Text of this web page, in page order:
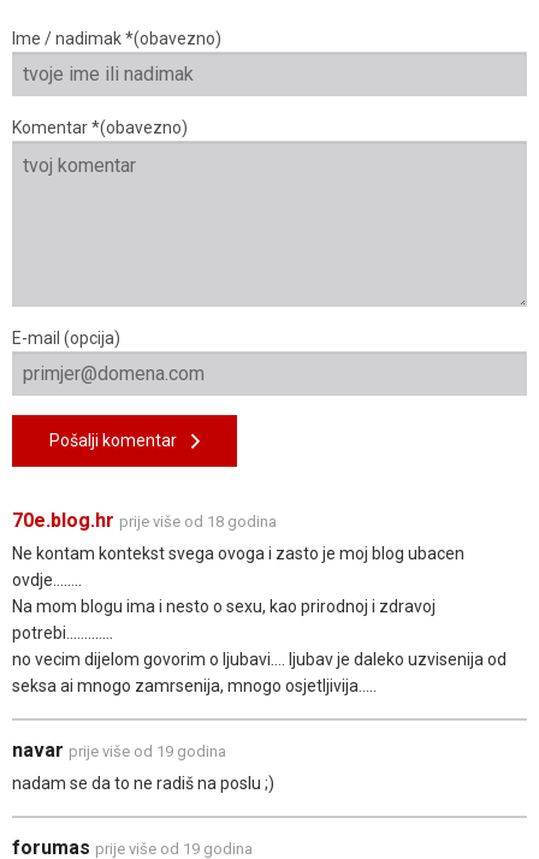
Ime / nadimak *(obavezno)
Komentar *(obavezno)
E-mail (opcija)
Pošalji komentar
70e.blog.hr prije više od 18 godina
Ne kontam kontekst svega ovoga i zasto je moj blog ubacen
ovdje........
Na mom blogu ima i nesto o sexu, kao prirodnoj i zdravoj
potrebi.............
no vecim dijelom govorim o ljubavi.... ljubav je daleko uzvisenija od
seksa ai mnogo zamrsenija, mnogo osjetljivija.....
navar prije više od 19 godina
nadam se da to ne radiš na poslu ;)
forumas prije više od 19 godina